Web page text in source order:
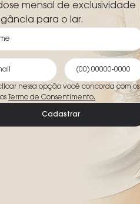
mensal de exclusividade
para o lar.
nessa opção você concorda com os
Termo de Consentimento.
Cadastrar